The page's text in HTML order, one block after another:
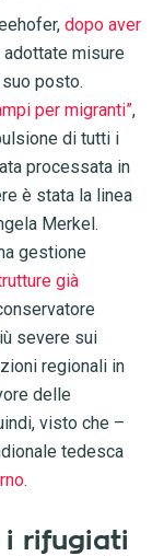
dopo aver
misure
posto.
per migranti”,
di tutti i
processata in
è stata la linea
Merkel.
gestione
già
severe sui
regionali in
delle
visto che –
tedesca
.
i rifugiati